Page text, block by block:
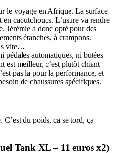
le voyage en Afrique. La surface
en caoutchoucs. L’usure va rendre
Jérémie a donc opté pour des
étanches, à crampons.
vite…
pédales automatiques, ni butées
est meilleur, c’est plutôt chiant
pas la pour la performance, et
de chaussures spécifiques.
du poids, ca se tord, ça
Tank XL – 11 euros x2)